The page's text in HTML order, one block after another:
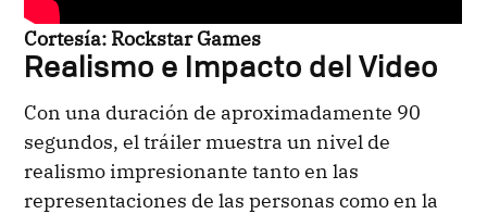
Cortesía: Rockstar Games
Realismo e Impacto del Video
Con una duración de aproximadamente 90
segundos, el tráiler muestra un nivel de
realismo impresionante tanto en las
representaciones de las personas como en la